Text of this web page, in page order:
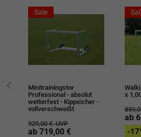
Sale
Minitrainingstor
Professional - absolut
wetterfest - Kippsicher -
vollverschweißt
929,00 €UVP
ab 719,00 €
x
ab
-